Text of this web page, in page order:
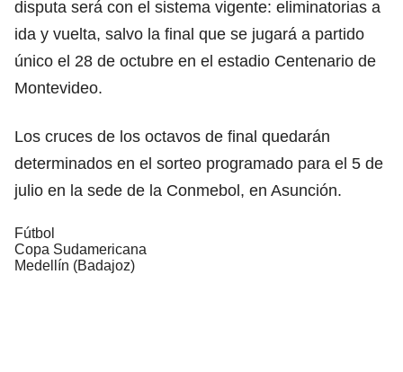
disputa será con el sistema vigente: eliminatorias a
ida y vuelta, salvo la final que se jugará a partido
único el 28 de octubre en el estadio Centenario de
Montevideo.
Los cruces de los octavos de final quedarán
determinados en el sorteo programado para el 5 de
julio en la sede de la Conmebol, en Asunción.
Fútbol
Copa Sudamericana
Medellín (Badajoz)